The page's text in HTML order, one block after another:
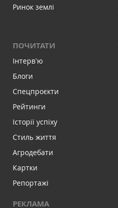
Ринок землі
ПОЧИТАТИ
Інтервʼю
Блоги
Спецпроєкти
Рейтинги
Історії успіху
Стиль життя
Агродебати
Картки
Репортажі
РЕКЛАМА